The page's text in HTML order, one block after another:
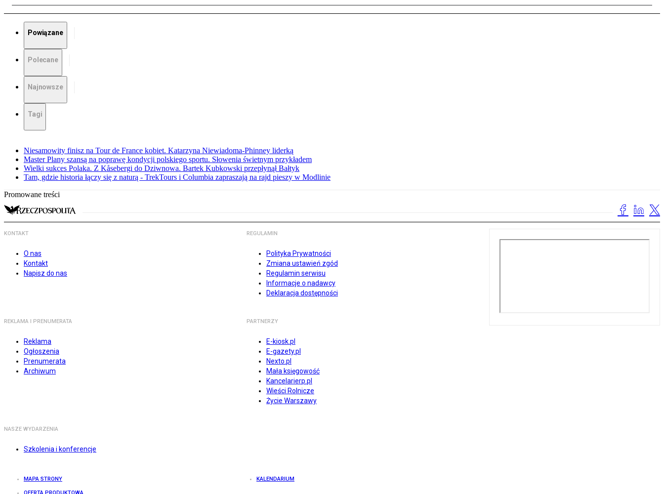
Powiązane
Polecane
Najnowsze
Tagi
Niesamowity finisz na Tour de France kobiet. Katarzyna Niewiadoma-Phinney liderką
Master Plany szansą na poprawę kondycji polskiego sportu. Słowenia świetnym przykładem
Wielki sukces Polaka. Z Kåsebergi do Dziwnowa. Bartek Kubkowski przepłynął Bałtyk
Tam, gdzie historia łączy się z naturą - TrekTours i Columbia zapraszają na rajd pieszy w Modlinie
Promowane treści
KONTAKT
O nas
Kontakt
Napisz do nas
REGULAMIN
Polityka Prywatności
Zmiana ustawień zgód
Regulamin serwisu
Informacje o nadawcy
Deklaracja dostępności
REKLAMA I PRENUMERATA
Reklama
Ogłoszenia
Prenumerata
Archiwum
PARTNERZY
E-kiosk.pl
E-gazety.pl
Nexto.pl
Mała księgowość
Kancelarierp.pl
Wieści Rolnicze
Życie Warszawy
NASZE WYDARZENIA
Szkolenia i konferencje
MAPA STRONY KALENDARIUM